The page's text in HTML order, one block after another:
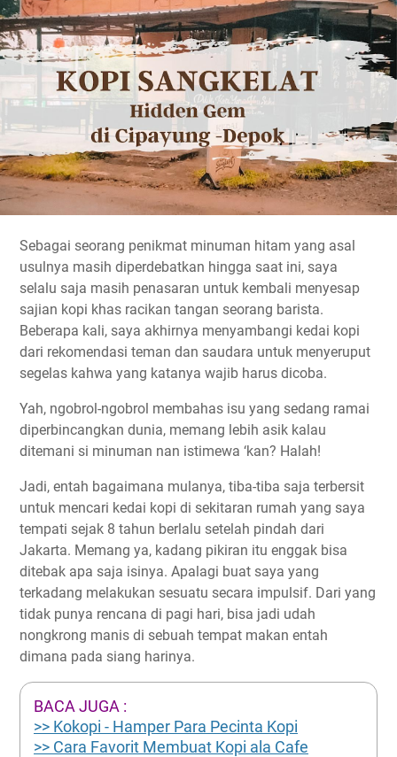
Sebagai seorang penikmat minuman hitam yang asal
usulnya masih diperdebatkan hingga saat ini, saya
selalu saja masih penasaran untuk kembali menyesap
sajian kopi khas racikan tangan seorang barista.
Beberapa kali, saya akhirnya menyambangi kedai kopi
dari rekomendasi teman dan saudara untuk menyeruput
segelas kahwa yang katanya wajib harus dicoba.
Yah, ngobrol-ngobrol membahas isu yang sedang ramai
diperbincangkan dunia, memang lebih asik kalau
ditemani si minuman nan istimewa ‘kan? Halah!
Jadi, entah bagaimana mulanya, tiba-tiba saja terbersit
untuk mencari kedai kopi di sekitaran rumah yang saya
tempati sejak 8 tahun berlalu setelah pindah dari
Jakarta. Memang ya, kadang pikiran itu enggak bisa
ditebak apa saja isinya. Apalagi buat saya yang
terkadang melakukan sesuatu secara impulsif. Dari yang
tidak punya rencana di pagi hari, bisa jadi udah
nongkrong manis di sebuah tempat makan entah
dimana pada siang harinya.
BACA JUGA :
>> Kokopi - Hamper Para Pecinta Kopi
>> Cara Favorit Membuat Kopi ala Cafe